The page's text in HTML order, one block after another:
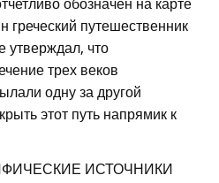
обозначен на карте
греческий путешественник
утверждал, что
трех веков
одну за другой
этот путь напрямик к
ИСТОЧНИКИ